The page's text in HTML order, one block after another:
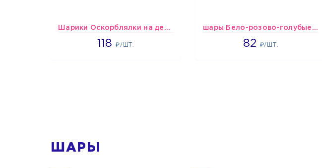
Шарики Оскорблялки на день рождения для мужчины
118₽/ШТ.
1766 шары Бело-розово-голубые пастельные
82 ₽/ШТ.
1637
ШАРЫ